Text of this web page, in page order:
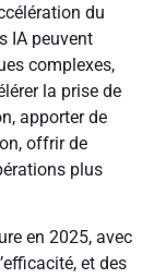
du
IA peuvent
complexes,
la prise de
apporter de
offrir de
plus
en 2025, avec
et des